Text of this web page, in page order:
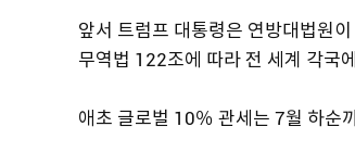
앞서 트럼프 대통령은 연방대법원
무역법 122조에 따라 전 세계 각국
애초 글로벌 10％ 관세는 7월 하순